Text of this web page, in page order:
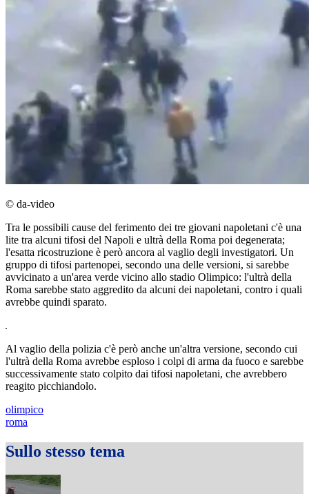
© da-video
Tra le possibili cause del ferimento dei tre giovani napoletani c'è una
lite tra alcuni tifosi del Napoli e ultrà della Roma poi degenerata;
l'esatta ricostruzione è però ancora al vaglio degli investigatori. Un
gruppo di tifosi partenopei, secondo una delle versioni, si sarebbe
avvicinato a un'area verde vicino allo stadio Olimpico: l'ultrà della
Roma sarebbe stato aggredito da alcuni dei napoletani, contro i quali
avrebbe quindi sparato.
Al vaglio della polizia c'è però anche un'altra versione, secondo cui
l'ultrà della Roma avrebbe esploso i colpi di arma da fuoco e sarebbe
successivamente stato colpito dai tifosi napoletani, che avrebbero
reagito picchiandolo.
olimpico
roma
Sullo stesso tema